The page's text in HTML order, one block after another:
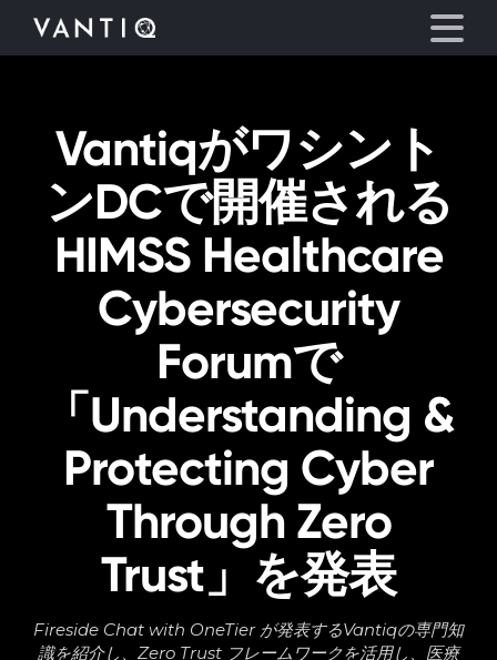
プラットフォーム
事業内容
パートナーシップ
お役立ち情報
会社情報
言語
Vantiqがワシント
ンDCで開催される
HIMSS Healthcare
Cybersecurity
Forumで
「Understanding &
Protecting Cyber
Through Zero
Trust」を発表
Fireside Chat with OneTier が発表するVantiqの専門知
識を紹介し、Zero Trust フレームワークを活用し、医療